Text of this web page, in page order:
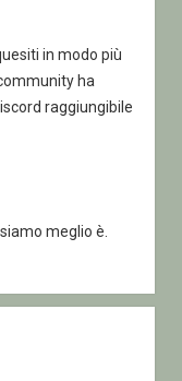
in modo più
ha
raggiungibile
meglio è.